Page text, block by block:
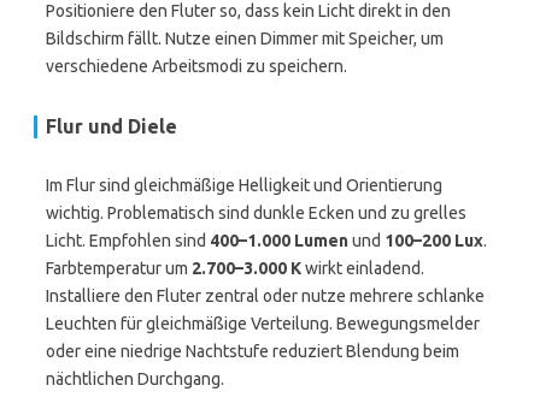
Positioniere den Fluter so, dass kein Licht direkt in den
Bildschirm fällt. Nutze einen Dimmer mit Speicher, um
verschiedene Arbeitsmodi zu speichern.
Flur und Diele
Im Flur sind gleichmäßige Helligkeit und Orientierung
wichtig. Problematisch sind dunkle Ecken und zu grelles
Licht. Empfohlen sind 400–1.000 Lumenund 100–200 Lux.
Farbtemperatur um 2.700–3.000 Kwirkt einladend.
Installiere den Fluter zentral oder nutze mehrere schlanke
Leuchten für gleichmäßige Verteilung. Bewegungsmelder
oder eine niedrige Nachtstufe reduziert Blendung beim
nächtlichen Durchgang.